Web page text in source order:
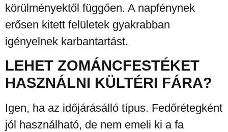
körülményektől függően. A napfénynek
erősen kitett felületek gyakrabban
igényelnek karbantartást.
LEHET ZOMÁNCFESTÉKET
HASZNÁLNI KÜLTÉRI FÁRA?
Igen, ha az időjárásálló típus. Fedőrétegként
jól használható, de nem emeli ki a fa